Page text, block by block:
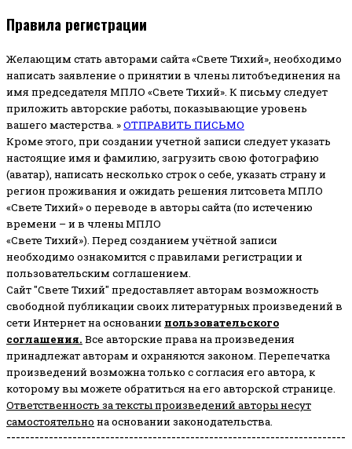
Правила регистрации
Желающим стать авторами сайта «Свете Тихий», необходимо
написать заявление о принятии в члены литобъединения на
имя председателя МПЛО «Свете Тихий». К письму следует
приложить авторские работы, показывающие уровень
вашего мастерства. »ОТПРАВИТЬ ПИСЬМО
Кроме этого, при создании учетной записи следует указать
настоящие имя и фамилию, загрузить свою фотографию
(аватар), написать несколько строк о себе, указать страну и
регион проживания и ожидать решения литсовета МПЛО
«Свете Тихий» о переводе в авторы сайта (по истечению
времени – и в члены МПЛО
«Свете Тихий»). Перед созданием учётной записи
необходимо ознакомится с правилами регистрации и
пользовательским соглашением.
Сайт "Свете Тихий" предоставляет авторам возможность
свободной публикации своих литературных произведений в
сети Интернет на основании пользовательского
соглашения. Все авторские права на произведения
принадлежат авторам и охраняются законом. Перепечатка
произведений возможна только с согласия его автора, к
которому вы можете обратиться на его авторской странице.
Ответственность за тексты произведений авторы несут
самостоятельно на основании законодательства.
------------------------------------------------------------------------